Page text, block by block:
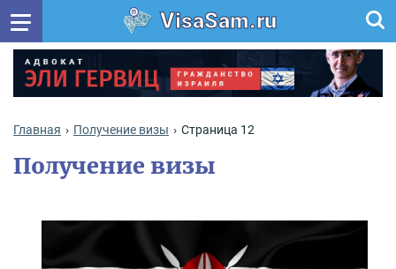
VisaSam.ru
Главная Получение визы Страница 12
Получение визы